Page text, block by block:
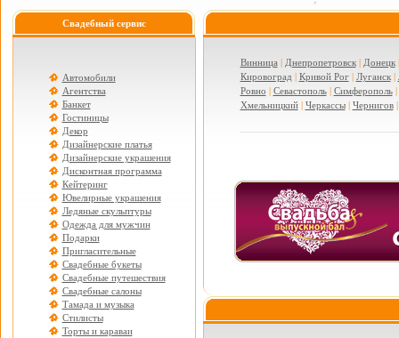
Свадебный сервис
Автомобили
Агентства
Банкет
Гостиницы
Декор
Дизайнерские платья
Дизайнерские украшения
Дисконтная программа
Кейтеринг
Ювелирные украшения
Ледяные скульптуры
Одежда для мужчин
Подарки
Пригласительные
Свадебные букеты
Свадебные путешествия
Свадебные салоны
Тамада и музыка
Стилисты
Торты и караваи
Винница | Днепропетровск| Донецк
Кировоград | Кривой Рог| Луганск|
Ровно | Севастополь| Симферополь|
Хмельницкий| Черкассы| Чернигов